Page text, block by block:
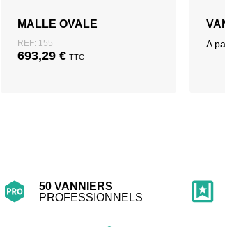
MALLE OVALE
REF: 155
693,29€ TTC
A
50 VANNIERS
PROFESSIONNELS